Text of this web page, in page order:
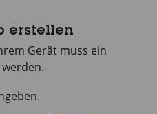
erstellen
Gerät muss ein